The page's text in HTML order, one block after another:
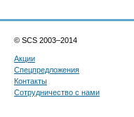
© SCS 2003–2014
Акции
Спецпредложения
Контакты
Сотрудничество с нами